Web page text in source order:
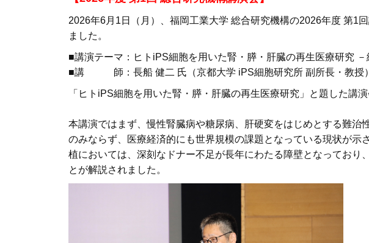
2026年6月1日（月）、福岡工業大学 総合研究機構の2026年度 第1
ました。
■講演テーマ：ヒトiPS細胞を用いた腎・膵・肝臓の再生医療研究
■講 師：長船 健二 氏（京都大学 iPS細胞研究所 副所長・教授）
「ヒトiPS細胞を用いた腎・膵・肝臓の再生医療研究」と題した講
本講演ではまず、慢性腎臓病や糖尿病、肝硬変をはじめとする難治
のみならず、医療経済的にも世界規模の課題となっている現状が示
植においては、深刻なドナー不足が長年にわたる障壁となっており
とが解説されました。